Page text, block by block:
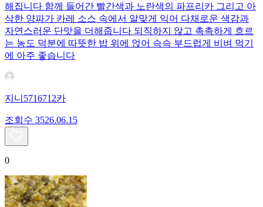
해집니다 함께 들어간 빨간색과 노란색의 파프리카 그리고 아
삭한 양파가 카레 소스 속에서 알맞게 익어 다채로운 색감과
자연스러운 단맛을 더해줍니다 되직하지 않고 촉촉하게 흐르
는 농도 덕분에 따뜻한 밥 위에 얹어 슥슥 부드럽게 비벼 먹기
에 아주 좋습니다
지니5716712카
조회수 3526.06.15
0